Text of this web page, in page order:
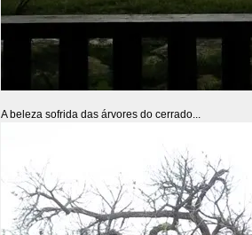
A beleza sofrida das árvores do cerrado...